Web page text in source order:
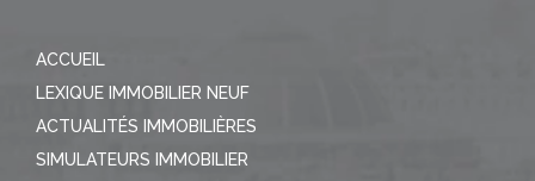
ACCUEIL
LEXIQUE IMMOBILIER NEUF
ACTUALITÉS IMMOBILIÈRES
SIMULATEURS IMMOBILIER